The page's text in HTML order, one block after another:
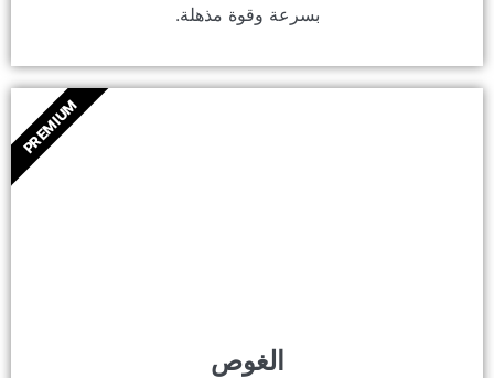
بسرعة وقوة مذهلة.
الغوص
PREMIUM